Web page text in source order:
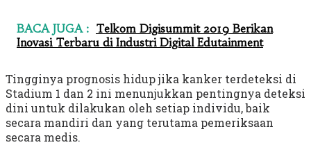
BACA JUGA : Telkom Digisummit 2019 Berikan
Inovasi Terbaru di Industri Digital Edutainment
Tingginya prognosis hidup jika kanker terdeteksi di
Stadium 1 dan 2 ini menunjukkan pentingnya deteksi
dini untuk dilakukan oleh setiap individu, baik
secara mandiri dan yang terutama pemeriksaan
secara medis.